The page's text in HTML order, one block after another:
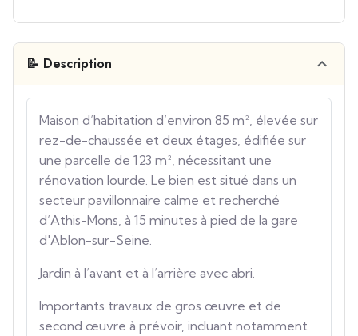
📝 Description
Maison d’habitation d’environ 85 m², élevée sur
rez-de-chaussée et deux étages, édifiée sur
une parcelle de 123 m², nécessitant une
rénovation lourde. Le bien est situé dans un
secteur pavillonnaire calme et recherché
d’Athis-Mons, à 15 minutes à pied de la gare
d'Ablon-sur-Seine.
Jardin à l’avant et à l’arrière avec abri.
Importants travaux de gros œuvre et de
second œuvre à prévoir, incluant notamment